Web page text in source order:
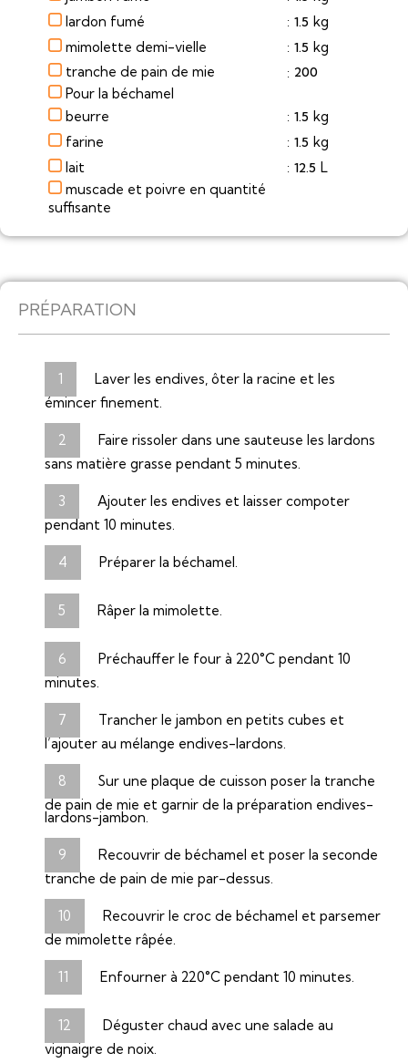
lardon fumé
: 1.5 kg
mimolette demi-vielle
: 1.5 kg
tranche de pain de mie
: 200
Pour la béchamel
beurre
: 1.5 kg
farine
: 1.5 kg
lait
: 12.5 L
muscade et poivre en quantité
suffisante
PRÉPARATION
Laver les endives, ôter la racine et les
émincer finement.
Faire rissoler dans une sauteuse les lardons
sans matière grasse pendant 5 minutes.
Ajouter les endives et laisser compoter
pendant 10 minutes.
Préparer la béchamel.
Râper la mimolette.
Préchauffer le four à 220°C pendant 10
minutes.
Trancher le jambon en petits cubes et
l’ajouter au mélange endives-lardons.
Sur une plaque de cuisson poser la tranche
de pain de mie et garnir de la préparation endives-
lardons-jambon.
Recouvrir de béchamel et poser la seconde
tranche de pain de mie par-dessus.
Recouvrir le croc de béchamel et parsemer
de mimolette râpée.
Enfourner à 220°C pendant 10 minutes.
Déguster chaud avec une salade au
vignaigre de noix.